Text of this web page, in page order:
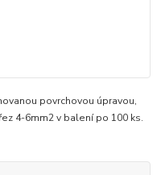
povrchovou úpravou,
4-6mm2 v balení po 100 ks.